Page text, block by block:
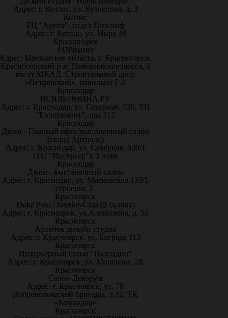
Адрес: г. Котлас, ул. Кузнецова, д. 3
Котлас
ТЦ "Арена", отдел Позитиф
Адрес: г. Котлас, ул. Мира 46
Красногорск
FDPmaster
Московская область, г. Красногорск,
Красногорский р-н, Новорижское шоссе, 9
км от МКАД. Строительный двор
«Петровский», павильон Г-2
Краснодар
ВСЯЛЕПНИНА.РУ
Адрес: г. Краснодар, ул. Северная, 320, ТЦ
"Евроремонт", пав.112
Краснодар
Джем - Главный офис/выставочный салон
(склад Артполе)
Адрес: г. Краснодар, ул. Северная, 320/1
(ТЦ "Интерьер"), 2 этаж
Краснодар
Джем - выставочный салон
Адрес: г. Краснодар, ул. Московская 133/1
строение 2.
Красноярск
Doka Pola / Interior-Club (2 салона)
Адрес: г. Красноярск, ул.Алекссеева, д. 51
Красноярск
Архитек дизайн студия
Адрес: г. Красноярск, ул. Бограда 113
Красноярск
Интерьерный салон "Палладио"
Адрес: г. Красноярск, ул. Молокова, 28
Красноярск
Салон Декорум
Адрес: г. Красноярск, ул. 78
Добровольческой бригады, д.12, ТК
«Командор»
Красноярск